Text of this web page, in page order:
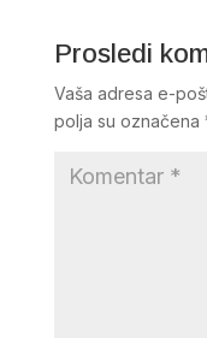
Prosledi
Vaša adresa e-
polja su označena